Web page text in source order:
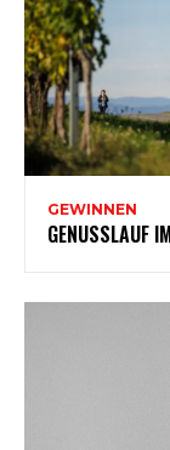
GEWINNEN
GENUSSLAUF